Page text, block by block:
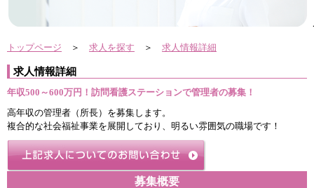
トップページ ＞ 求人を探す ＞ 求人情報詳細
求人情報詳細
年収500～600万円！訪問看護ステーションで管理者の募集！
高年収の管理者（所長）を募集します。
複合的な社会福祉事業を展開しており、明るい雰囲気の職場です！
募集概要